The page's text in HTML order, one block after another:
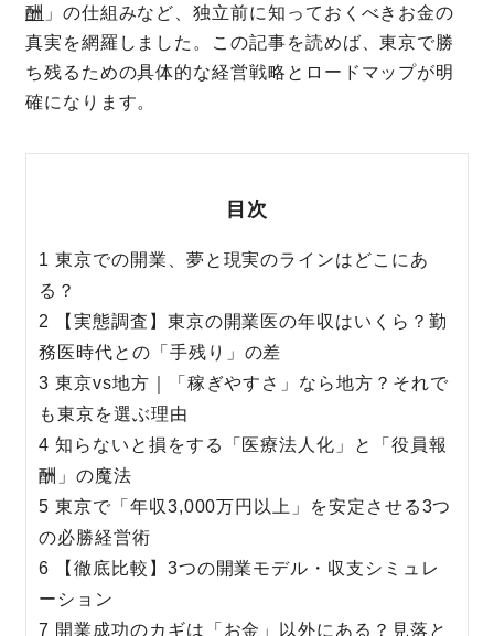
酬 」の仕組みなど、独立前に知っておくべきお金の
真実を網羅しました。この記事を読めば、東京で勝
ち残るための具体的な経営戦略とロードマップが明
確になります。
目次
1 東京での開業、夢と現実のラインはどこにあ
る？
2 【実態調査】東京の開業医の年収はいくら？勤
務医時代との「手残り」の差
3 東京vs地方｜「稼ぎやすさ」なら地方？それで
も東京を選ぶ理由
4 知らないと損をする「医療法人化」と「役員報
酬」の魔法
5 東京で「年収3,000万円以上」を安定させる3つ
の必勝経営術
6 【徹底比較】3つの開業モデル・収支シミュレ
ーション
7 開業成功のカギは「お金」以外にある？見落と